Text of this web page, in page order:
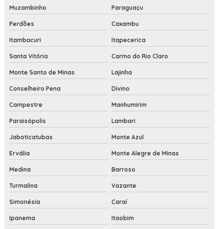
Muzambinho Paraguaçu
Perdões Caxambu
Itambacuri Itapecerica
Santa Vitória Carmo do Rio Claro
Monte Santo de Minas Lajinha
Conselheiro Pena Divino
Campestre Manhumirim
Paraisópolis Lambari
Jaboticatubas Monte Azul
Ervália Monte Alegre de Minas
Medina Barroso
Turmalina Vazante
Simonésia Caraí
Ipanema Itaobim